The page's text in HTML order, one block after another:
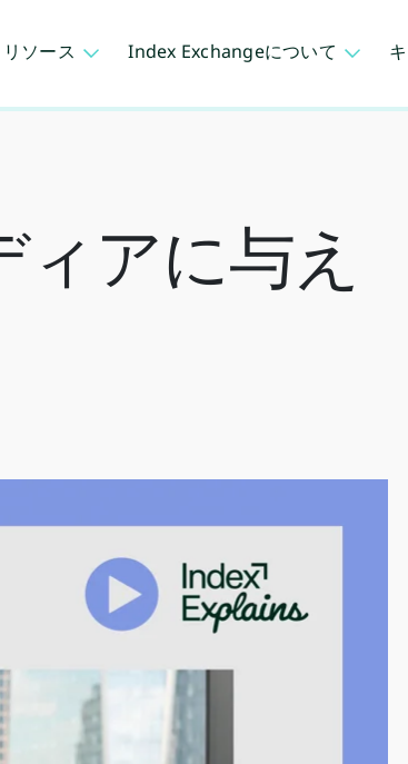
リソース Index Exchangeについて
ィアに与え